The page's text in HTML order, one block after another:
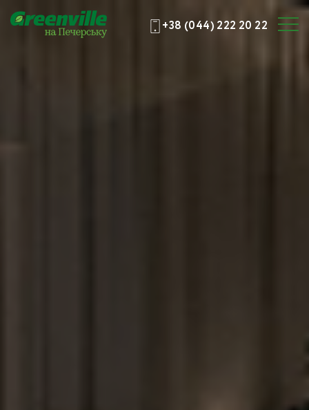
+38 (044) 222 20 22